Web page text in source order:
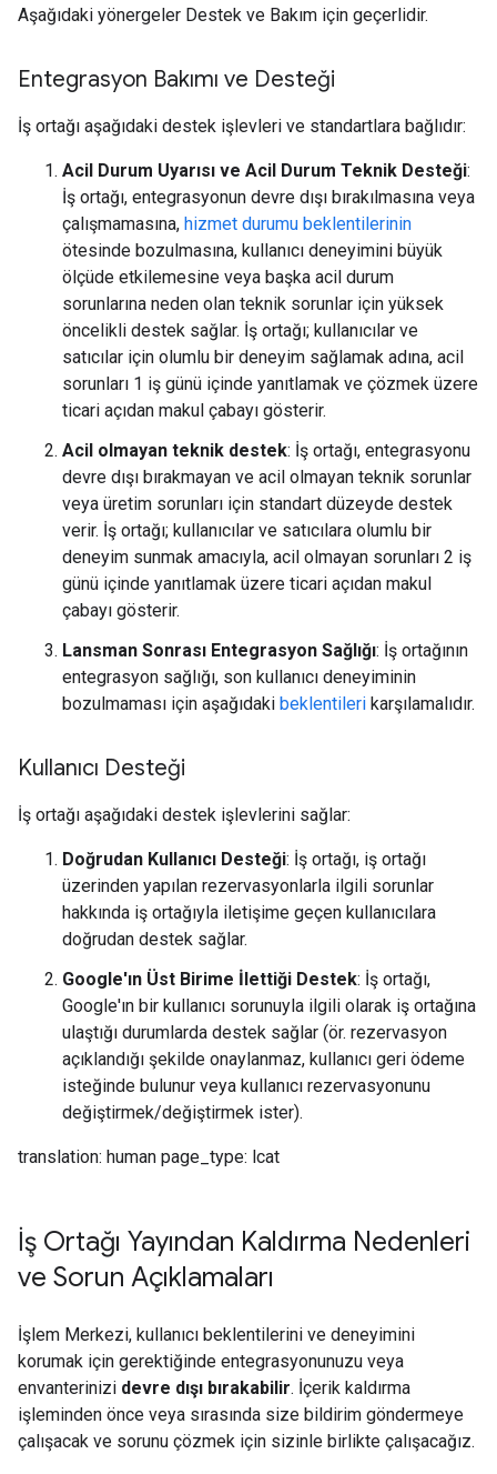
Aşağıdaki yönergeler Destek ve Bakım için geçerlidir.
Entegrasyon Bakımı ve Desteği
İş ortağı aşağıdaki destek işlevleri ve standartlara bağlıdır:
Acil Durum Uyarısı ve Acil Durum Teknik Desteği:
İş ortağı, entegrasyonun devre dışı bırakılmasına veya
çalışmamasına, hizmet durumu beklentilerinin
ötesinde bozulmasına, kullanıcı deneyimini büyük
ölçüde etkilemesine veya başka acil durum
sorunlarına neden olan teknik sorunlar için yüksek
öncelikli destek sağlar. İş ortağı; kullanıcılar ve
satıcılar için olumlu bir deneyim sağlamak adına, acil
sorunları 1 iş günü içinde yanıtlamak ve çözmek üzere
ticari açıdan makul çabayı gösterir.
Acil olmayan teknik destek: İş ortağı, entegrasyonu
devre dışı bırakmayan ve acil olmayan teknik sorunlar
veya üretim sorunları için standart düzeyde destek
verir. İş ortağı; kullanıcılar ve satıcılara olumlu bir
deneyim sunmak amacıyla, acil olmayan sorunları 2 iş
günü içinde yanıtlamak üzere ticari açıdan makul
çabayı gösterir.
Lansman Sonrası Entegrasyon Sağlığı: İş ortağının
entegrasyon sağlığı, son kullanıcı deneyiminin
bozulmaması için aşağıdaki beklentileri karşılamalıdır.
Kullanıcı Desteği
İş ortağı aşağıdaki destek işlevlerini sağlar:
Doğrudan Kullanıcı Desteği: İş ortağı, iş ortağı
üzerinden yapılan rezervasyonlarla ilgili sorunlar
hakkında iş ortağıyla iletişime geçen kullanıcılara
doğrudan destek sağlar.
Google'ın Üst Birime İlettiği Destek: İş ortağı,
Google'ın bir kullanıcı sorunuyla ilgili olarak iş ortağına
ulaştığı durumlarda destek sağlar (ör. rezervasyon
açıklandığı şekilde onaylanmaz, kullanıcı geri ödeme
isteğinde bulunur veya kullanıcı rezervasyonunu
değiştirmek/değiştirmek ister).
translation: human page_type: lcat
İş Ortağı Yayından Kaldırma Nedenleri
ve Sorun Açıklamaları
İşlem Merkezi, kullanıcı beklentilerini ve deneyimini
korumak için gerektiğinde entegrasyonunuzu veya
envanterinizi devre dışı bırakabilir. İçerik kaldırma
işleminden önce veya sırasında size bildirim göndermeye
çalışacak ve sorunu çözmek için sizinle birlikte çalışacağız.